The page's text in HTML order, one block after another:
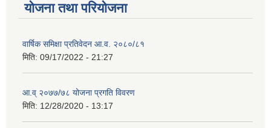
योजना तथा परियोजना
वार्षिक समिक्षा प्रतिवेदन आ.व. २०८०/८१
मिति: 09/17/2022 - 21:27
आ.व् २०७७/७८ योजना प्रगति विवरण
मिति: 12/28/2020 - 13:17